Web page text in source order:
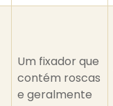
Um fixador que
contém roscas
e geralmente